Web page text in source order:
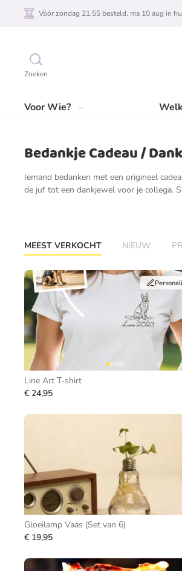
Zoeken
Voor Wie?
Vóór zondag 21:55 besteld, ma 10 aug in
Bedankje Cadeau /
Iemand bedanken met een origineel
de juf tot een dankjewel voor je collega.
MEEST VERKOCHT NIEUW
Line Art T-shirt
€ 24,95
Gloeilamp Vaas (Set van 6)
€ 19,95